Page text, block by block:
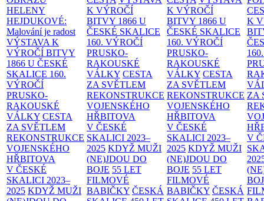
HELENY
HEJDUKOVÉ:
Malování je radost
VÝSTAVA K
VÝROČÍ BITVY
1866 U ČESKÉ
SKALICE 160.
VÝROČÍ
PRUSKO-
RAKOUSKÉ
VÁLKY CESTA
ZA SVĚTLEM
REKONSTRUKCE
VOJENSKÉHO
HŘBITOVA
V ČESKÉ
SKALICI 2023–
2025 KDYŽ MUŽI
K VÝROČÍ
BITVY 1866 U
ČESKÉ SKALICE
160. VÝROČÍ
PRUSKO-
RAKOUSKÉ
VÁLKY CESTA
ZA SVĚTLEM
REKONSTRUKCE
VOJENSKÉHO
HŘBITOVA
V ČESKÉ
SKALICI 2023–
2025 KDYŽ MUŽI
(NE)JDOU DO
BOJE 55 LET
FILMOVÉ
BABIČKY ČESKÁ
K VÝROČÍ
BITVY 1866 U
ČESKÉ SKALICE
160. VÝROČÍ
PRUSKO-
RAKOUSKÉ
VÁLKY CESTA
ZA SVĚTLEM
REKONSTRUKCE
VOJENSKÉHO
HŘBITOVA
V ČESKÉ
SKALICI 2023–
2025 KDYŽ MUŽI
(NE)JDOU DO
BOJE 55 LET
FILMOVÉ
BABIČKY ČESKÁ
K
ZA
V